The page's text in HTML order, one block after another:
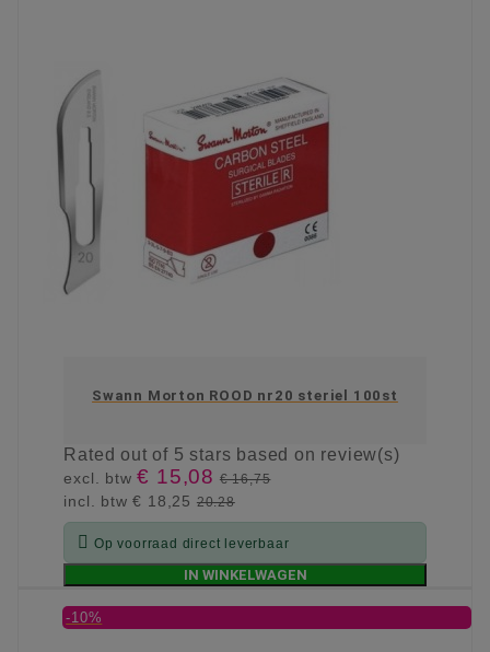
Swann Morton ROOD nr20 steriel 100st
Ratedout of 5 stars based on review(s)
excl. btw€ 15,08 € 16,75
incl. btw€ 18,25 20.28
 Op voorraad direct leverbaar
IN WINKELWAGEN
-10%